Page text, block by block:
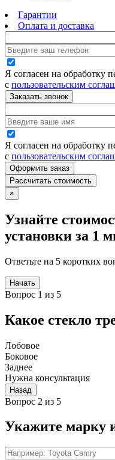
Гарантии
Оплата и доставка
Я согласен на обработку
с пользовательским
Заказать звонок
Я согласен на обработку
с пользовательским
Оформить заказ
Рассчитать стоимость
×
Узнайте
установки за 1
Ответьте на 5 коротких
Начать
Вопрос 1 из 5
Какое стекло
Лобовое
Боковое
Заднее
Нужна консультация
Назад
Вопрос 2 из 5
Укажите марку